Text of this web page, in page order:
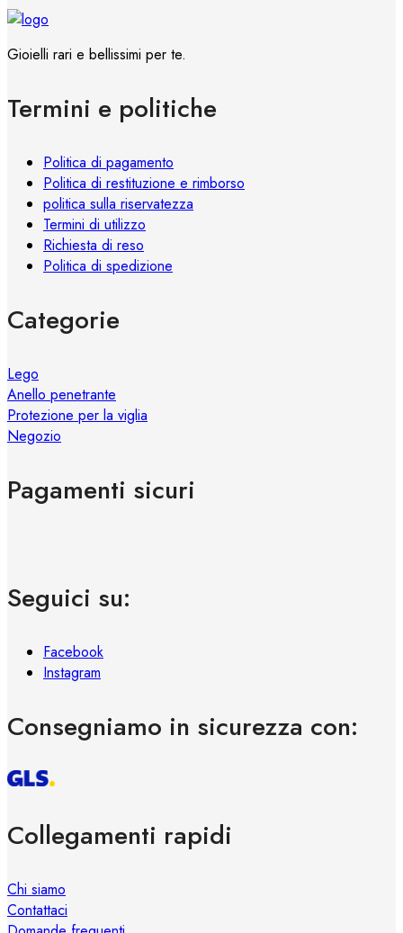
Le
opzioni
possono
scelte
del
prodotto
Gioielli rari e bellissimi per te.
Termini e politiche
Politica di pagamento
Politica di restituzione e rimborso
politica sulla riservatezza
Termini di utilizzo
Richiesta di reso
Politica di spedizione
Categorie
Lego
Anello penetrante
Protezione per la viglia
Negozio
Pagamenti sicuri
Seguici su:
Facebook
Instagram
Consegniamo in sicurezza con:
Collegamenti rapidi
Chi siamo
Contattaci